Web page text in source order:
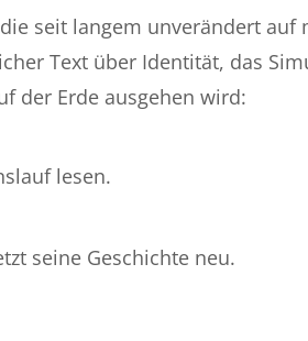
seit langem unverändert auf
Text über Identität, das
der Erde ausgehen wird:
lesen.
seine Geschichte neu.